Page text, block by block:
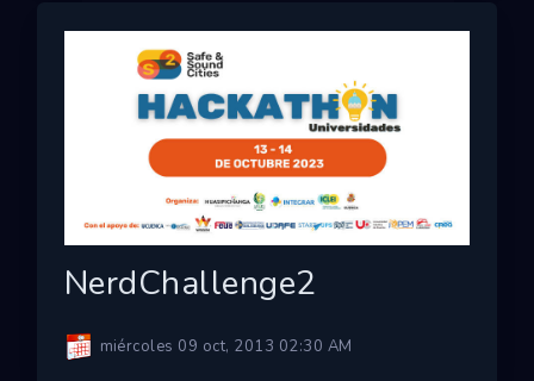
NerdChallenge2
miércoles 09 oct, 2013 02:30 AM